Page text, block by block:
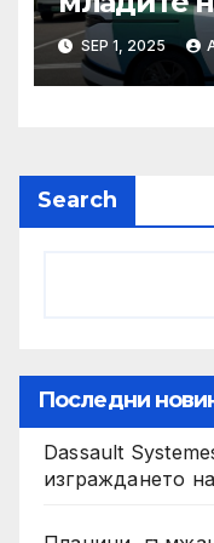
техните
нужда от
и ние ще
SEP 1, 2025
Search
Последни
Dassault
изграждането